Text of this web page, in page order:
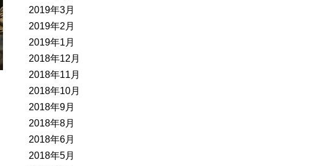
2019年3月
2019年2月
2019年1月
2018年12月
2018年11月
2018年10月
2018年9月
2018年8月
2018年6月
2018年5月